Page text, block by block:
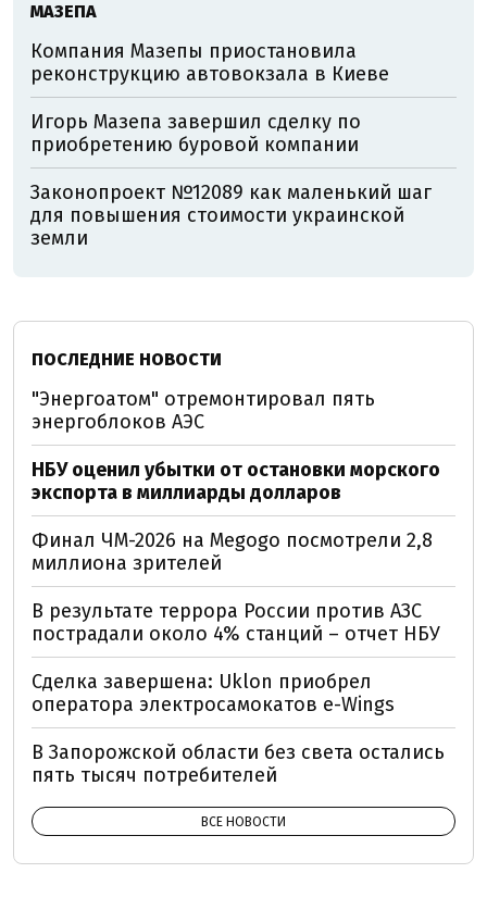
МАЗЕПА
Компания Мазепы приостановила
реконструкцию автовокзала в Киеве
Игорь Мазепа завершил сделку по
приобретению буровой компании
Законопроект №12089 как маленький шаг
для повышения стоимости украинской
земли
ПОСЛЕДНИЕ НОВОСТИ
"Энергоатом" отремонтировал пять
энергоблоков АЭС
НБУ оценил убытки от остановки морского
экспорта в миллиарды долларов
Финал ЧМ-2026 на Megogo посмотрели 2,8
миллиона зрителей
В результате террора России против АЗС
пострадали около 4% станций – отчет НБУ
Сделка завершена: Uklon приобрел
оператора электросамокатов e-Wings
В Запорожской области без света остались
пять тысяч потребителей
ВСЕ НОВОСТИ